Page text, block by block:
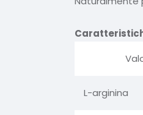
L-arginina